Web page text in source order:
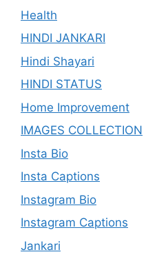
Health
HINDI JANKARI
Hindi Shayari
HINDI STATUS
Home Improvement
IMAGES COLLECTION
Insta Bio
Insta Captions
Instagram Bio
Instagram Captions
Jankari